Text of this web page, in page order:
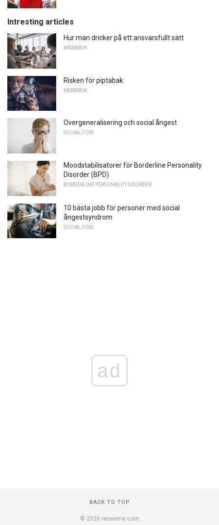
Intresting articles
Hur man dricker på ett ansvarsfullt sätt
MISSBRUK
Risken för piptabak
MISSBRUK
Overgeneralisering och social ångest
SOCIAL FOBI
Moodstabilisatorer för Borderline Personality
Disorder (BPD)
BORDERLINE PERSONALITY DISORDER
10 bästa jobb för personer med social
ångestsyndrom
SOCIAL FOBI
ad
BACK TO TOP
© 2026 reoveme.com